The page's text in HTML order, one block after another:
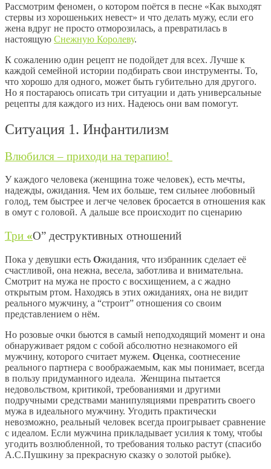
Рассмотрим феномен, о котором поётся в песне «Как выходят
стервы из хорошеньких невест» и что делать мужу, если его
жена вдруг не просто отморозилась, а превратилась в
настоящую Снежную Королеву.
К сожалению один рецепт не подойдет для всех. Лучше к
каждой семейной истории подбирать свои инструменты. То,
что хорошо для одного, может быть губительно для другого.
Но я постараюсь описать три ситуации и дать универсальные
рецепты для каждого из них. Надеюсь они вам помогут.
Ситуация 1. Инфантилизм
Влюбился – приходи на терапию!
У каждого человека (женщина тоже человек), есть мечты,
надежды, ожидания. Чем их больше, тем сильнее любовный
голод, тем быстрее и легче человек бросается в отношения как
в омут с головой. А дальше все происходит по сценарию
Три «О” деструктивных отношений
Пока у девушки есть Ожидания, что избранник сделает её
счастливой, она нежна, весела, заботлива и внимательна.
Смотрит на мужа не просто с восхищением, а с жадно
открытым ртом. Находясь в этих ожиданиях, она не видит
реального мужчину, а “строит” отношения со своим
представлением о нём.
Но розовые очки бьются в самый неподходящий момент и она
обнаруживает рядом с собой абсолютно незнакомого ей
мужчину, которого считает мужем. Оценка, соотнесение
реального партнера с воображаемым, как мы понимает, всегда
в пользу придуманного идеала. Женщина пытается
недовольством, критикой, требованиями и другими
подручными средствами манипуляциями превратить своего
мужа в идеального мужчину. Угодить практически
невозможно, реальный человек всегда проигрывает сравнение
с идеалом. Если мужчина прикладывает усилия к тому, чтобы
угодить возлюбленной, то требования только растут (спасибо
А.С.Пушкину за прекрасную сказку о золотой рыбке).